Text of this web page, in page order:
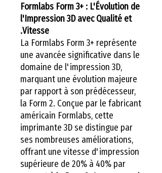
Formlabs Form 3+ : L'Évolution de
l'Impression 3D avec Qualité et
Vitesse.
La Formlabs Form 3+ représente
une avancée significative dans le
domaine de l'impression 3D,
marquant une évolution majeure
par rapport à son prédécesseur,
la Form 2. Conçue par le fabricant
américain Formlabs, cette
imprimante 3D se distingue par
ses nombreuses améliorations,
offrant une vitesse d'impression
supérieure de 20% à 40% par